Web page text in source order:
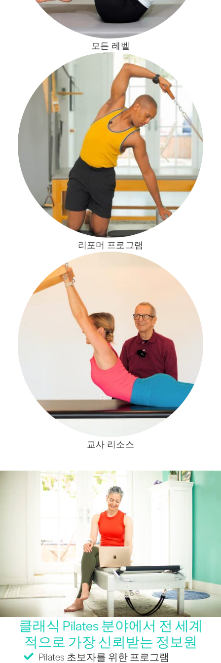
모든 레벨
리포머 프로그램
교사 리소스
클래식 Pilates 분야에서 전 세계
적으로 가장 신뢰받는 정보원
Pilates 초보자를 위한 프로그램